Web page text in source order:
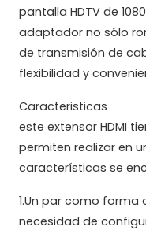
pantalla HDTV de
adaptador no sólo
de transmisión de
flexibilidad y
Caracteristicas
este extensor HDMI
permiten realizar en
características se
1.Un par como forma
necesidad de